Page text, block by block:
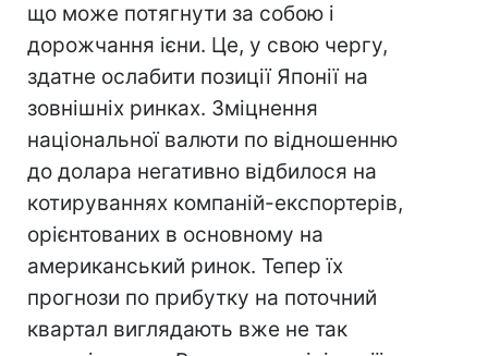
що може потягнути за собою і
дорожчання ієни. Це, у свою чергу,
здатне ослабити позиції Японії на
зовнішніх ринках. Зміцнення
національної валюти по відношенню
до долара негативно відбилося на
котируваннях компаній-експортерів,
орієнтованих в основному на
американський ринок. Тепер їх
прогнози по прибутку на поточний
квартал виглядають вже не так